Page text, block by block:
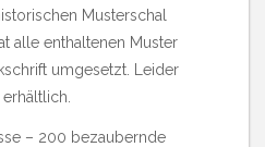
Musterschal
alle enthaltenen Muster
umgesetzt. Leider
– 200 bezaubernde